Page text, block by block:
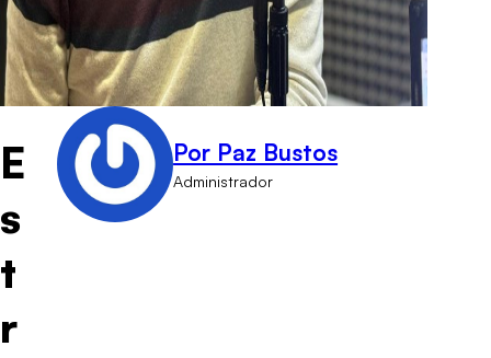
E
s
t
r
Por Paz Bustos
Administrador